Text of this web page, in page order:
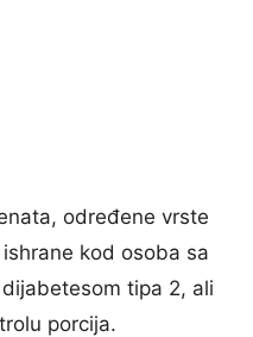
određene vrste
kod osoba sa
tipa 2, ali
porcija.